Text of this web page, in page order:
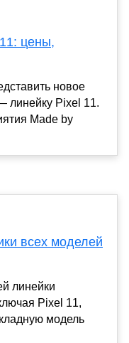
цены,
новое
линейку Pixel 11.
Made by
всех моделей
линейки
Pixel 11,
модель